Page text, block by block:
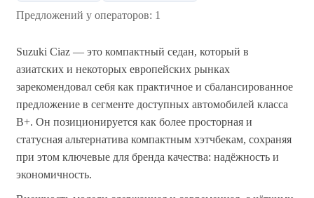
Предложений у операторов: 1
Suzuki Ciaz — это компактный седан, который в
азиатских и некоторых европейских рынках
зарекомендовал себя как практичное и сбалансированное
предложение в сегменте доступных автомобилей класса
B+. Он позиционируется как более просторная и
статусная альтернатива компактным хэтчбекам, сохраняя
при этом ключевые для бренда качества: надёжность и
экономичность.